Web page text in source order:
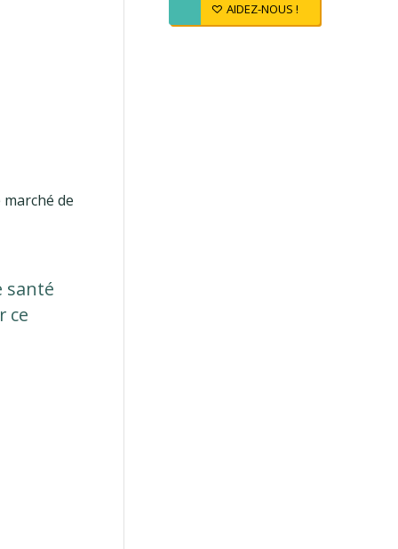
de
santé
ce
AIDEZ-NOUS !